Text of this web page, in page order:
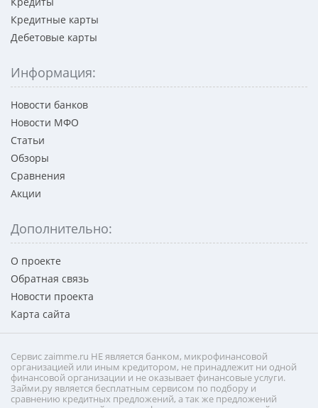
Кредитные карты
Дебетовые карты
Информация:
Новости банков
Новости МФО
Статьи
Обзоры
Сравнения
Акции
Дополнительно:
О проекте
Обратная связь
Новости проекта
Карта сайта
Сервис zaimme.ru НЕ является банком, микрофинансовой
организацией или иным кредитором, не принадлежит ни одной
финансовой организации и не оказывает финансовые услуги.
Займи.ру является бесплатным сервисом по подбору и
сравнению кредитных предложений, а так же предложений